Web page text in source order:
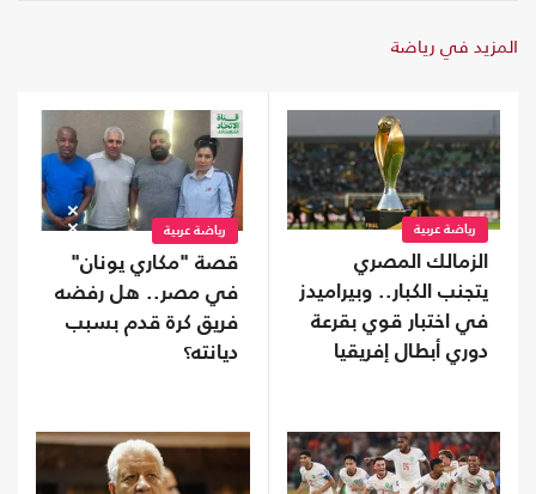
المزيد في رياضة
رياضة عربية
الزمالك المصري
يتجنب الكبار.. وبيراميدز
في اختبار قوي بقرعة
دوري أبطال إفريقيا
رياضة عربية
قصة "مكاري يونان"
في مصر.. هل رفضه
فريق كرة قدم بسبب
ديانته؟